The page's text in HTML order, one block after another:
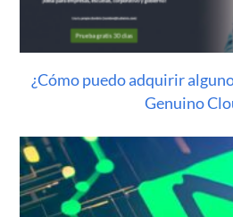
¿Cómo puedo adquirir
Genuino